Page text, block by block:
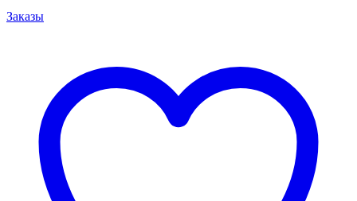
Заказы